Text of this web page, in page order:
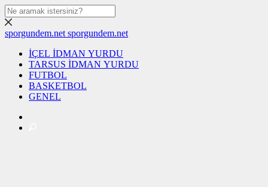
sporgundem.net sporgundem.net
İÇEL İDMAN YURDU
TARSUS İDMAN YURDU
FUTBOL
BASKETBOL
GENEL